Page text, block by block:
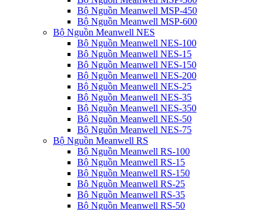
Bộ Nguồn Meanwell MSP-450
Bộ Nguồn Meanwell MSP-600
Bộ Nguồn Meanwell NES
Bộ Nguồn Meanwell NES-100
Bộ Nguồn Meanwell NES-15
Bộ Nguồn Meanwell NES-150
Bộ Nguồn Meanwell NES-200
Bộ Nguồn Meanwell NES-25
Bộ Nguồn Meanwell NES-35
Bộ Nguồn Meanwell NES-350
Bộ Nguồn Meanwell NES-50
Bộ Nguồn Meanwell NES-75
Bộ Nguồn Meanwell RS
Bộ Nguồn Meanwell RS-100
Bộ Nguồn Meanwell RS-15
Bộ Nguồn Meanwell RS-150
Bộ Nguồn Meanwell RS-25
Bộ Nguồn Meanwell RS-35
Bộ Nguồn Meanwell RS-50